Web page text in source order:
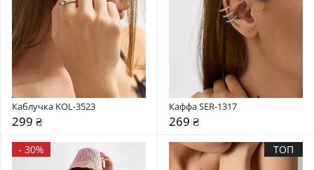
Каблучка KOL-3523
299 ₴
Каффа SER-1317
269 ₴
- 30% ТОП